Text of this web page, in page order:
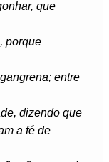
que
porque
entre
dizendo que
a fé de